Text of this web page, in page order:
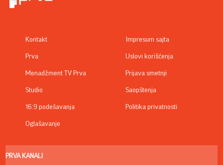
Kontakt
Prva
Menadžment TV Prva
Studio
16:9 podešavanja
Oglašavanje
Impresum sajta
Uslovi korišćenja
Prijava smetnji
Saopštenja
Politika privatnosti
PRVA KANALI